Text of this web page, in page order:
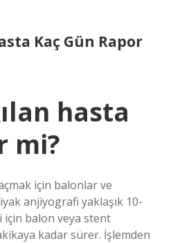
Kaç Gün Rapor
hasta
mi?
için balonlar ve
anjiyografi yaklaşık 10-
için balon veya stent
kadar sürer. İşlemden